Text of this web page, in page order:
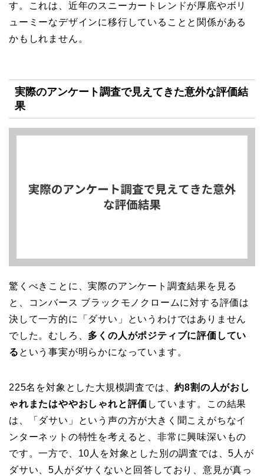
す。これは、近年のスニーカートレンドが厚底やボリ
ューミーなデザインに移行していることと関係がある
かもしれません。
実際のアンケート調査で見えてきた意外な評価結
果
驚くべきことに、実際のアンケート調査結果を見る
と、コンバース ブラックモノクロームに対する評価は
決して一方的に「ダサい」というわけではありません
でした。むしろ、 多くの人がポジティブに評価してい
る という事実が明らかになっています。
225名を対象とした大規模調査では、約8割の人がおし
ゃれまたはややおしゃれと評価 しています。この結果
は、「ダサい」という声の方が大きく聞こえがちなイ
ンターネットの特性を考えると、非常に興味深いもの
です。一方で、10人を対象とした別の調査では、5人が
ダサい、5人がダサくないと回答しており、意見が真っ